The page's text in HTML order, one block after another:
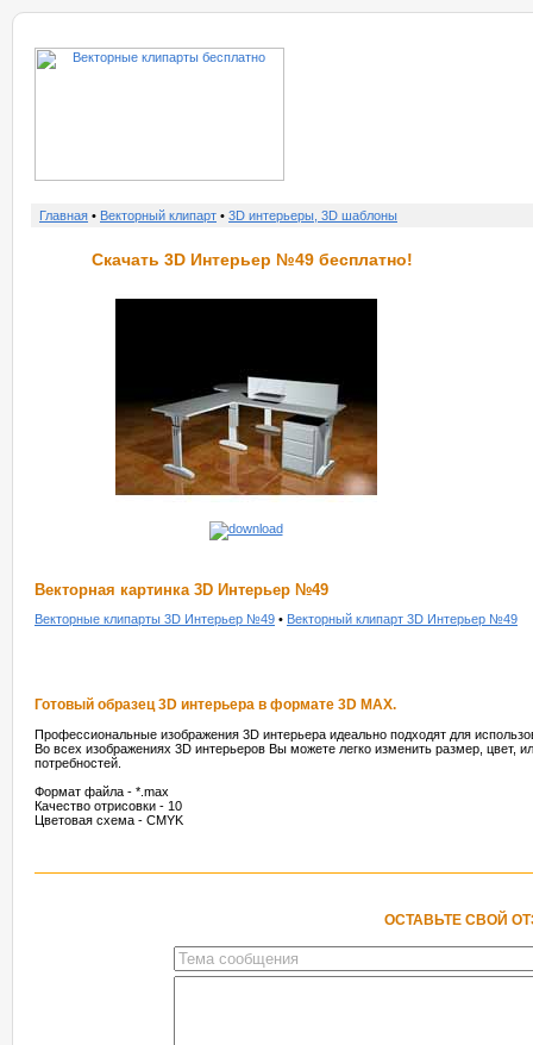
Главная • Векторный клипарт • 3D интерьеры, 3D шаблоны
Скачать 3D Интерьер №49 бесплатно!
Векторная картинка 3D Интерьер №49
Векторные клипарты 3D Интерьер №49 • Векторный клипарт 3D Интерьер №49
Готовый образец 3D интерьера в формате 3D MAX.
Профессиональные изображения 3D интерьера идеально подходят для
Во всех изображениях 3D интерьеров Вы можете легко изменить размер, цвет,
потребностей.
Формат файла - *.max
Качество отрисовки - 10
Цветовая схема - CMYK
ОСТАВЬТЕ СВОЙ